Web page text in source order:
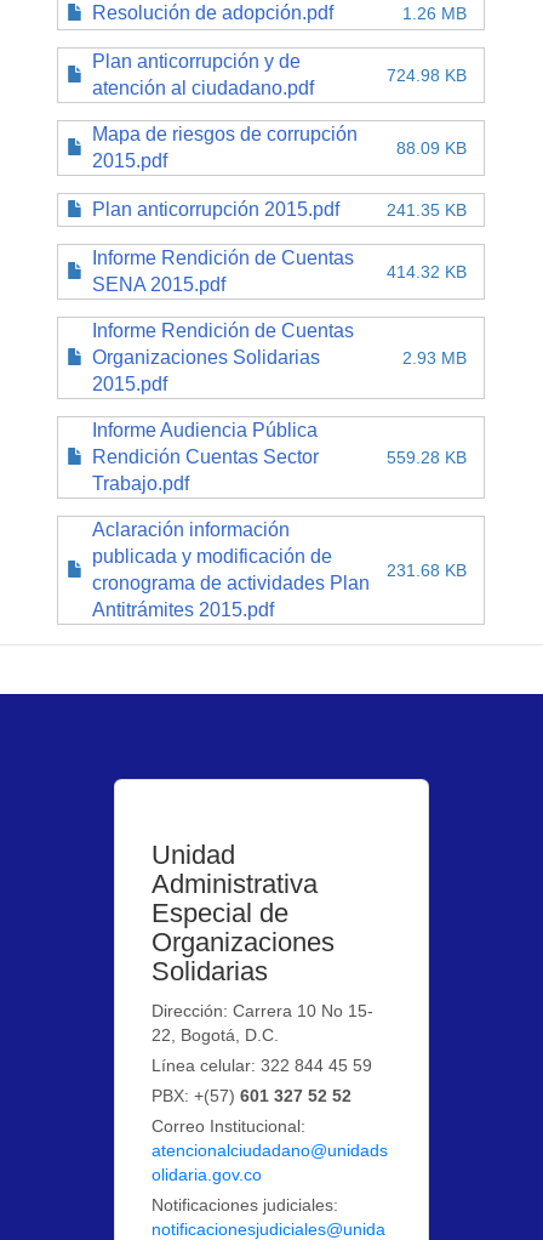
Resolución de adopción.pdf 1.26 MB
Plan anticorrupción y de
atención al ciudadano.pdf
724.98 KB
Mapa de riesgos de corrupción
2015.pdf
88.09 KB
Plan anticorrupción 2015.pdf 241.35 KB
Informe Rendición de Cuentas
SENA 2015.pdf
414.32 KB
Informe Rendición de Cuentas
Organizaciones Solidarias
2015.pdf
2.93 MB
Informe Audiencia Pública
Rendición Cuentas Sector
Trabajo.pdf
559.28 KB
Aclaración información
publicada y modificación de
cronograma de actividades Plan
Antitrámites 2015.pdf
231.68 KB
Unidad
Administrativa
Especial de
Organizaciones
Solidarias
Dirección: Carrera 10 No 15-
22, Bogotá, D.C.
Línea celular: 322 844 45 59
PBX: +(57)601 327 52 52
Correo Institucional:
atencionalciudadano@unidads
olidaria.gov.co
Notificaciones judiciales:
notificacionesjudiciales@unida